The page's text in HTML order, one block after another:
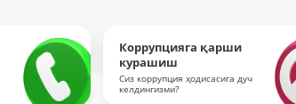
Коррупцияга қарши
курашиш
Сиз коррупция ҳодисасига дуч
келдингизми?